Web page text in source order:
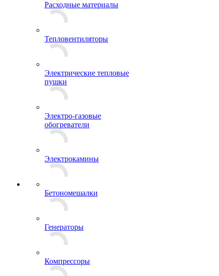
Расходные материалы
Тепловентиляторы
Электрические тепловые
пушки
Электро-газовые
обогреватели
Электрокамины
Бетономешалки
Генераторы
Компрессоры